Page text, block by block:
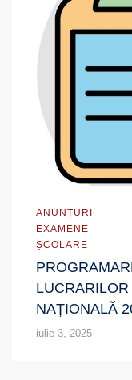
ANUNȚURI
EXAMENE
ȘCOLARE
NAȚIONALĂ
iulie 3, 2025